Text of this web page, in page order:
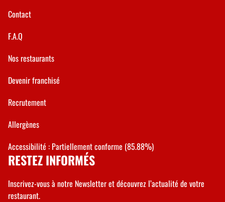
Contact
F.A.Q
Nos restaurants
Devenir franchisé
Recrutement
Allergènes
Accessibilité : Partiellement conforme (85.88%)
RESTEZ INFORMÉS
Inscrivez-vous à notre Newsletter et découvrez l’actualité de votre
restaurant.